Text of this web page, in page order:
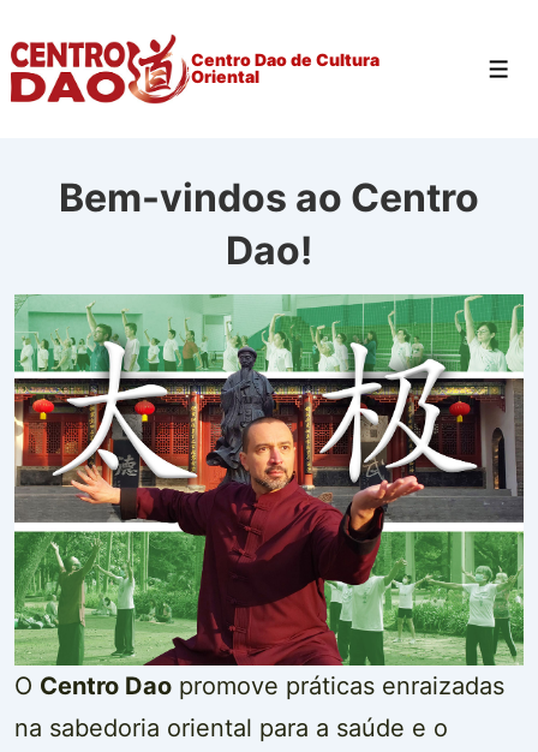
para
Principal
Centro Dao de Cultura
Oriental
Bem-vindos ao Centro
Dao!
O Centro Dao promove práticas enraizadas
na sabedoria oriental para a saúde e o